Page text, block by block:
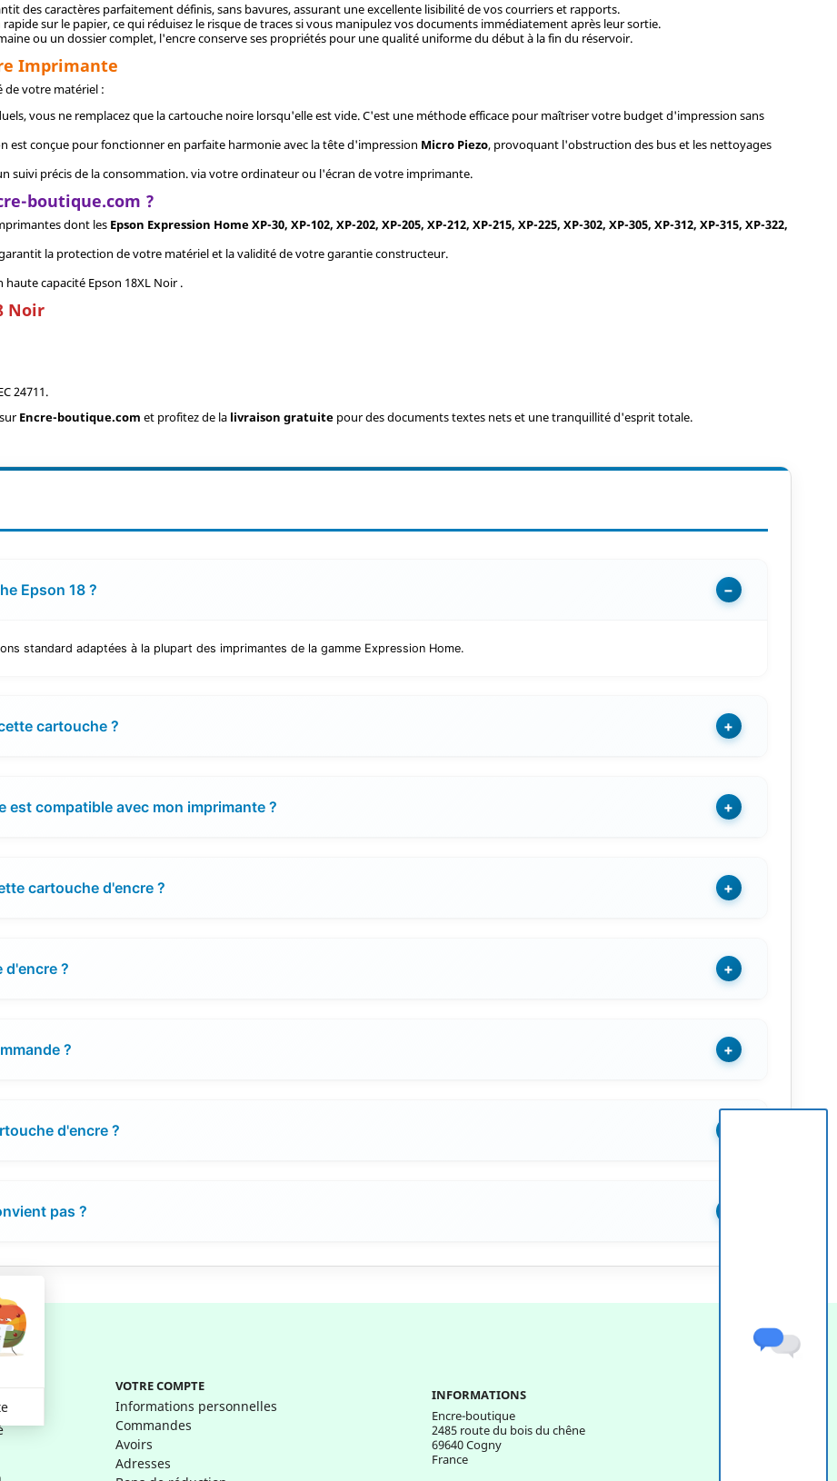
des caractères parfaitement définis, sans bavures, assurant une excellente lisibilité de vos courriers et rapports.
sur le papier, ce qui réduisez le risque de traces si vous manipulez vos documents immédiatement après leur sortie.
ou un dossier complet, l'encre conserve ses propriétés pour une qualité uniforme du début à la fin du réservoir.
Imprimante
de votre matériel :
vous ne remplacez que la cartouche noire lorsqu'elle est vide. C'est une méthode efficace pour maîtriser votre budget d'impression sans
est conçue pour fonctionner en parfaite harmonie avec la tête d'impression Micro Piezo, provoquant l'obstruction des bus et les nettoyages
suivi précis de la consommation. via votre ordinateur ou l'écran de votre imprimante.
boutique.com ?
dont les Epson Expression Home XP-30, XP-102, XP-202, XP-205, XP-212, XP-215, XP-225, XP-302, XP-305, XP-312, XP-315, XP-322,
la protection de votre matériel et la validité de votre garantie constructeur.
capacité Epson 18XL Noir .
Noir
24711.
surEncre-boutique.com et profitez de la livraison gratuite pour des documents textes nets et une tranquillité d'esprit totale.
Epson 18 ? −
standard adaptées à la plupart des imprimantes de la gamme Expression Home.
cartouche ? +
compatible avec mon imprimante ? +
cartouche d'encre ? +
? +
? +
d'encre ?
pas ?
VOTRE COMPTE
Informations personnelles
Commandes
Avoirs
Adresses
INFORMATIONS
Encre-boutique
2485 route du bois du chêne
69640 Cogny
France